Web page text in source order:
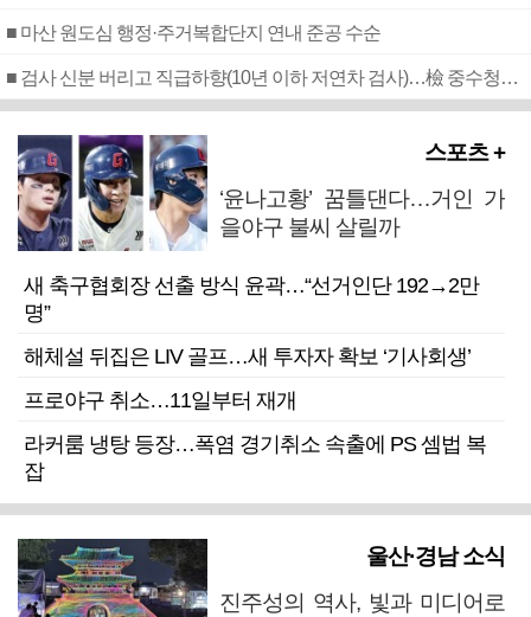
■ 마산 원도심 행정·주거복합단지 연내 준공 수순
■ 검사 신분 버리고 직급하향(10년 이하 저연차 검사)…檢 중수청행 기피
스포츠 +
‘윤나고황’ 꿈틀댄다…거인 가
을야구 불씨 살릴까
새 축구협회장 선출 방식 윤곽…“선거인단 192→2만
명”
해체설 뒤집은 LIV 골프…새 투자자 확보 ‘기사회생’
프로야구 취소…11일부터 재개
라커룸 냉탕 등장…폭염 경기취소 속출에 PS 셈법 복
잡
울산·경남 소식
진주성의 역사, 빛과 미디어로